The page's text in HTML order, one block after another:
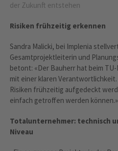
der Zukunft entstehen
Risiken frühzeitig erkennen
Sandra Malicki, bei Implenia
Gesamtprojektleiterin und
betont: «Der Bauherr hat beim
mit einer klaren
Risiken frühzeitig aufgedeckt
einfach getroffen werden können.»
Totalunternehmer: technisch
Niveau